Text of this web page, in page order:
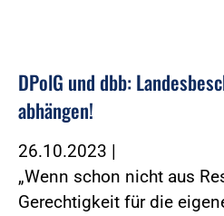
DPolG und dbb:
abhängen!
26.10.2023 |
„Wenn schon nicht aus
Gerechtigkeit für die